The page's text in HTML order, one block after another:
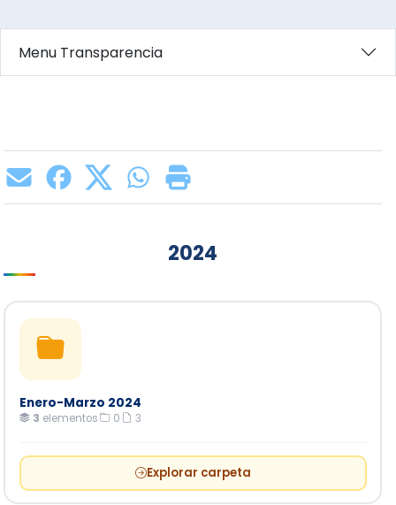
Menu Transparencia
2024
Enero-Marzo 2024
3 elementos 0 3
Explorar carpeta